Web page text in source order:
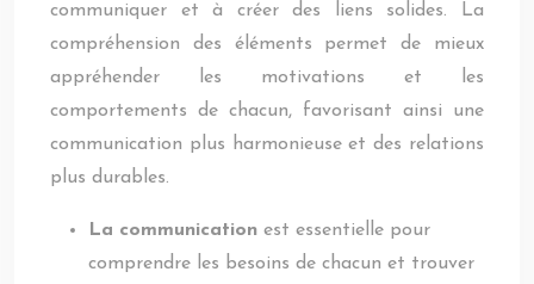
communiquer et à créer des liens solides. La
compréhension des éléments permet de mieux
appréhender les motivations et les
comportements de chacun, favorisant ainsi une
communication plus harmonieuse et des relations
plus durables.
La communication est essentielle pour
comprendre les besoins de chacun et trouver